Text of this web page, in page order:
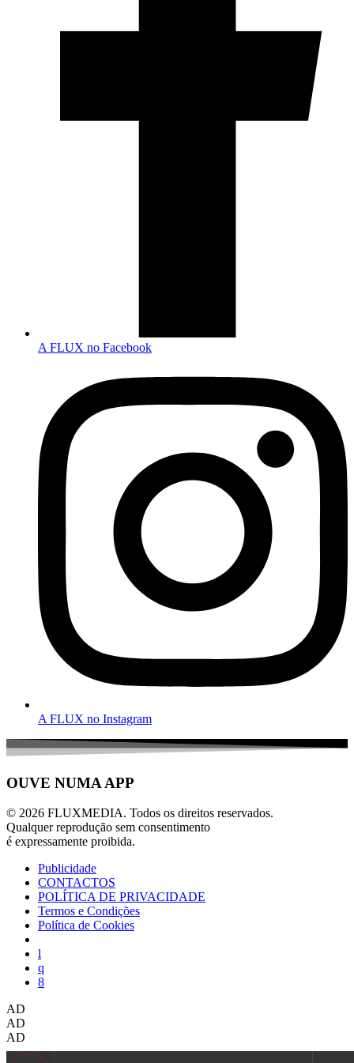
A FLUX no Facebook
A FLUX no Instagram
OUVE NUMA APP
© 2026 FLUXMEDIA. Todos os direitos reservados.
Qualquer reprodução sem consentimento
é expressamente proibida.
Publicidade
CONTACTOS
POLÍTICA DE PRIVACIDADE
Termos e Condições
Política de Cookies
AD
AD
AD